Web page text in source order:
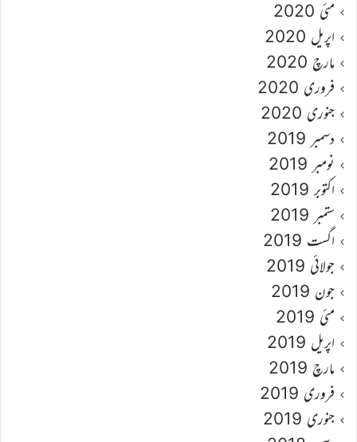
مئی 2020
اپریل 2020
مارچ 2020
فروری 2020
جنوری 2020
دسمبر 2019
نومبر 2019
اکتوبر 2019
ستمبر 2019
اگست 2019
جولائی 2019
جون 2019
مئی 2019
اپریل 2019
مارچ 2019
فروری 2019
جنوری 2019